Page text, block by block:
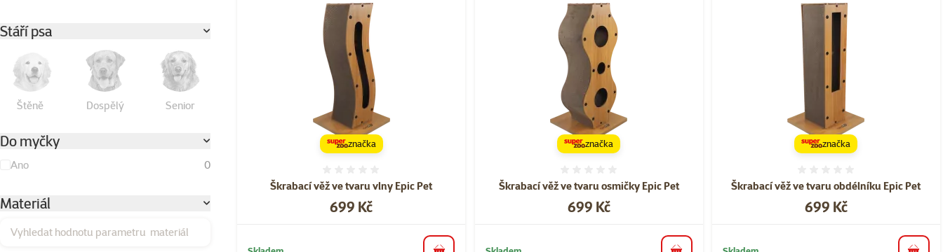
Stáří psa
Štěně Dospělý Senior
Do myčky
Ano 0
Materiál
Vyhledat hodnotu parametru materiál
Škrabací věž ve tvaru vlny Epic Pet
Cena
699 Kč
značka
Škrabací věž ve tvaru osmičky Epic Pet
Cena
699 Kč
značka
Škrabací věž ve tvaru obdélníku Epic Pet
Cena
699 Kč
značka